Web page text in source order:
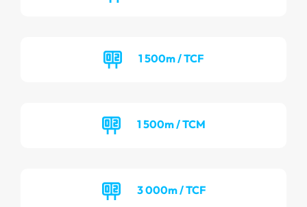
1 500m / TCF
1 500m / TCM
3 000m / TCF